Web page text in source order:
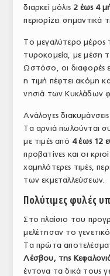
ΤΟ ΠΕΡΙΟΔΙΚΟ
ΑΡΧΕΙΟ ΤΕΥΧΩΝ
ΣΥΝΕΔΡΙΟ ΚΡΕΑΤΟΣ
διαρκεί μόλις 2 έως 4
περιορίζει σημαντικά
Το μεγαλύτερο μέρος
τυροκομεία, με μέση
Ωστόσο, οι διαφορές
η τιμή πέφτει ακόμη
νησιά των Κυκλάδων
Ανάλογες
Τα αρνιά πωλούνται
με τιμές από 4 έως 12
προβατίνες και οι
χαμηλότερες τιμές,
των εκμεταλλεύσεων.
Πολύτιμες φυλές
Στο πλαίσιο του
μελέτησαν το
Τα πρώτα
Λέσβου, της
έντονα τα δικά τους